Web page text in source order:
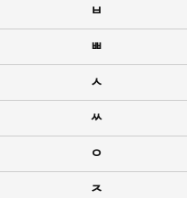
ㅂ
ㅃ
ㅅ
ㅆ
ㅇ
ㅈ